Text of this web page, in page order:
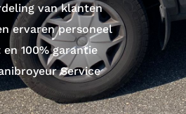
van klanten
ervaren personeel
100% garantie
Service